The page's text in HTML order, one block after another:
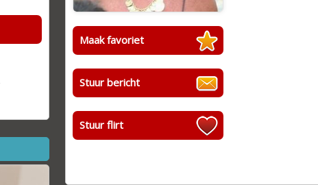
Maak favoriet
Stuur bericht
Stuur flirt